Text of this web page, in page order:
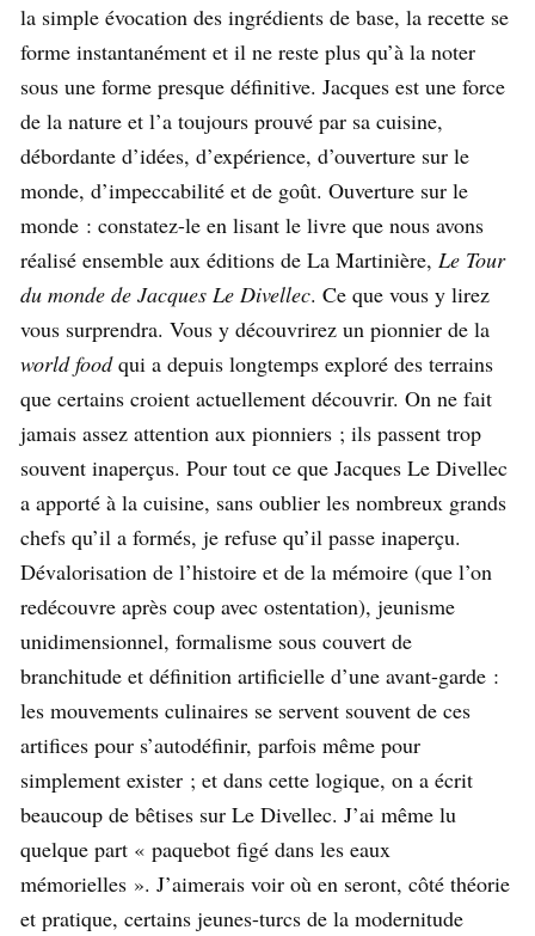
la simple évocation des ingrédients de base, la recette se
forme instantanément et il ne reste plus qu’à la noter
sous une forme presque définitive. Jacques est une force
de la nature et l’a toujours prouvé par sa cuisine,
débordante d’idées, d’expérience, d’ouverture sur le
monde, d’impeccabilité et de goût. Ouverture sur le
monde : constatez-le en lisant le livre que nous avons
réalisé ensemble aux éditions de La Martinière, Le Tour
du monde de Jacques Le Divellec. Ce que vous y lirez
vous surprendra. Vous y découvrirez un pionnier de la
world foodqui a depuis longtemps exploré des terrains
que certains croient actuellement découvrir. On ne fait
jamais assez attention aux pionniers ; ils passent trop
souvent inaperçus. Pour tout ce que Jacques Le Divellec
a apporté à la cuisine, sans oublier les nombreux grands
chefs qu’il a formés, je refuse qu’il passe inaperçu.
Dévalorisation de l’histoire et de la mémoire (que l’on
redécouvre après coup avec ostentation), jeunisme
unidimensionnel, formalisme sous couvert de
branchitude et définition artificielle d’une avant-garde :
les mouvements culinaires se servent souvent de ces
artifices pour s’autodéfinir, parfois même pour
simplement exister ; et dans cette logique, on a écrit
beaucoup de bêtises sur Le Divellec. J’ai même lu
quelque part « paquebot figé dans les eaux
mémorielles ». J’aimerais voir où en seront, côté théorie
et pratique, certains jeunes-turcs de la modernitude